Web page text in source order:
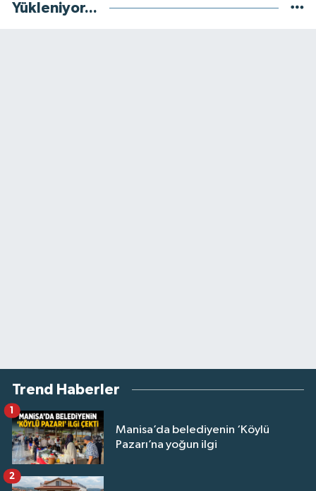
Yükleniyor...
Trend Haberler
Manisa’da belediyenin ‘Köylü
Pazarı’na yoğun ilgi
1
2